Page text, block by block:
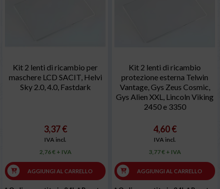
Kit 2 lenti di ricambio per
maschere LCD SACIT, Helvi
Sky 2.0, 4.0, Fastdark
3,37 €
IVA incl.
2,76 € + IVA
AGGIUNGI AL CARRELLO
Kit 2 lenti di ricambio
protezione esterna Telwin
Vantage, Gys Zeus Cosmic,
Gys Alien XXL, Lincoln Viking
2450 e 3350
4,60 €
IVA incl.
3,77 € + IVA
AGGIUNGI AL CARRELLO